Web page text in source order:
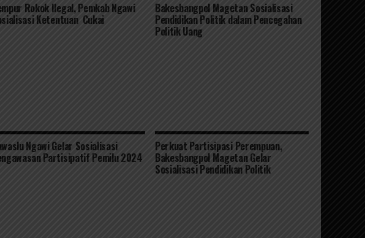
Rokok Ilegal, Pemkab Ngawi
Ketentuan Cukai
Bakesbangpol Magetan Sosialisasi
Pendidikan Politik dalam Pencegahan
Politik Uang
Ngawi Gelar Sosialisasi
Partisipatif Pemilu 2024
Perkuat Partisipasi Perempuan,
Bakesbangpol Magetan Gelar
Sosialisasi Pendidikan Politik